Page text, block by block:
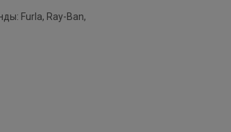
Furla, Ray-Ban,